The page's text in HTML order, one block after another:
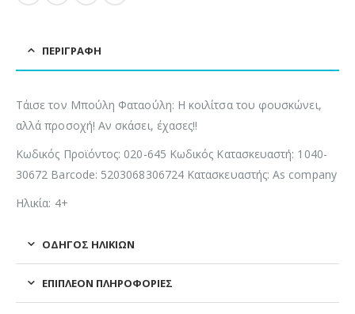
ΠΕΡΙΓΡΑΦΉ
Τάισε τον Μπούλη Φαταούλη: Η κοιλίτσα του φουσκώνει,
αλλά προσοχή! Αν σκάσει, έχασες!!
Κωδικός Προϊόντος: 020-645 Κωδικός Κατασκευαστή: 1040-
30672 Barcode: 5203068306724 Κατασκευαστής: As company
Ηλικία: 4+
ΟΔΗΓΌΣ ΗΛΙΚΙΏΝ
ΕΠΙΠΛΈΟΝ ΠΛΗΡΟΦΟΡΊΕΣ